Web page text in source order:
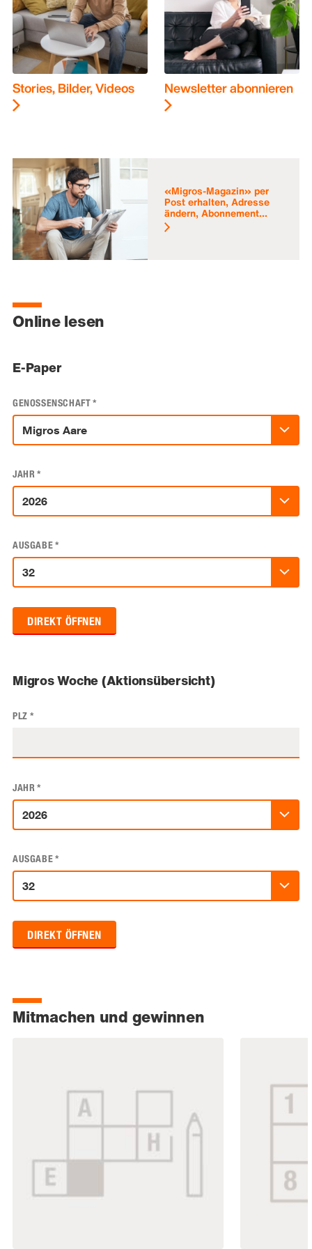
Stories, Bilder, Videos Newsletter abonnieren
«Migros-Magazin» per
Post erhalten, Adresse
ändern, Abonnement...
Online lesen
E-Paper
GENOSSENSCHAFT*
JAHR*
AUSGABE*
DIREKT ÖFFNEN
Migros Woche (Aktionsübersicht)
PLZ *
JAHR*
AUSGABE*
DIREKT ÖFFNEN
Mitmachen und gewinnen